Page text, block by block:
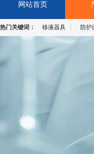
网站首页
热门关键词： 移液器具 防护